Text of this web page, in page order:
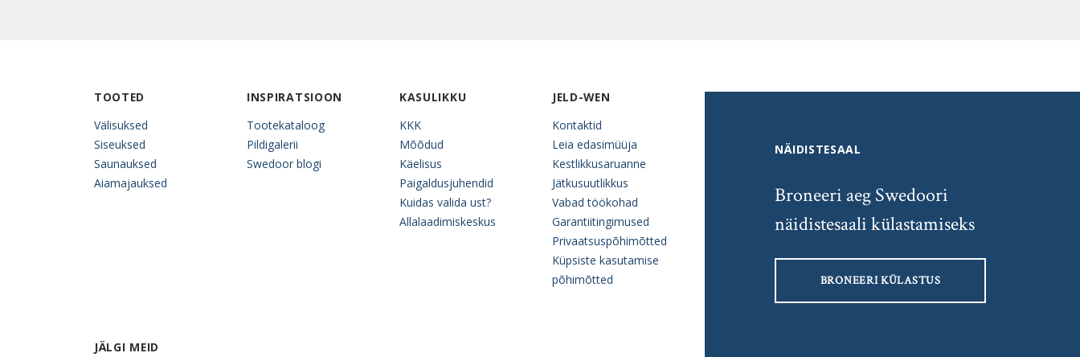
TOOTED
Välisuksed
Siseuksed
Saunauksed
Aiamajauksed
INSPIRATSIOON
Tootekataloog
Pildigalerii
Swedoor blogi
KASULIKKU
KKK
Mõõdud
Käelisus
Paigaldusjuhendid
Kuidas valida ust?
Allalaadimiskeskus
JELD-WEN
Kontaktid
Leia edasimüüja
Kestlikkusaruanne
Jätkusuutlikkus
Vabad töökohad
Garantiitingimused
Privaatsuspõhimõtted
Küpsiste kasutamise
põhimõtted
JÄLGI MEID
NÄIDISTESAAL
Broneeri aeg Swedoori
näidistesaali külastamiseks
BRONEERI KÜLASTUS